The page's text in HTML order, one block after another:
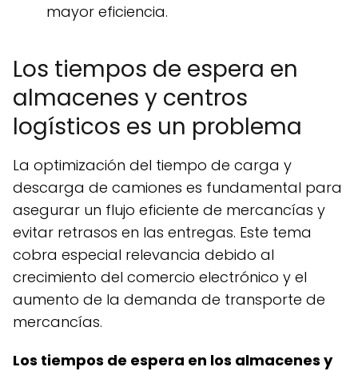
mayor eficiencia.
Los tiempos de espera en
almacenes y centros
logísticos es un problema
La optimización del tiempo de carga y
descarga de camiones es fundamental para
asegurar un flujo eficiente de mercancías y
evitar retrasos en las entregas. Este tema
cobra especial relevancia debido al
crecimiento del comercio electrónico y el
aumento de la demanda de transporte de
mercancías.
Los tiempos de espera en los almacenes y